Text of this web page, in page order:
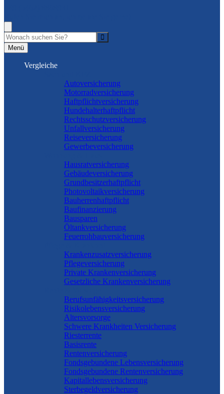
Menü
Vergleiche
Autoversicherung
Motorradversicherung
Haftpflichtversicherung
Hundehalterhaftpflicht
Rechtsschutzversicherung
Unfallversicherung
Reiseversicherung
Gewerbeversicherung
Hausratversicherung
Gebäudeversicherung
Grundbesitzerhaftpflicht
Photovoltaikversicherung
Bauherrenhaftpflicht
Baufinanzierung
Bausparen
Öltankversicherung
Feuerrohbauversicherung
Krankenzusatzversicherung
Pflegeversicherung
Private Krankenversicherung
Gesetzliche Krankenversicherung
Berufs­unfähigkeitsversicherung
Risikolebensversicherung
Altersvorsorge
Schwere Krankheiten Versicherung
Riesterrente
Basisrente
Rentenversicherung
Fondsgebundene Lebensversicherung
Fondsgebundene Rentenversicherung
Kapitallebensversicherung
Sterbegeldversicherung